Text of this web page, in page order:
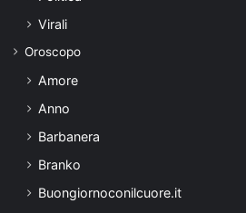
Virali
Oroscopo
Amore
Anno
Barbanera
Branko
Buongiornoconilcuore.it